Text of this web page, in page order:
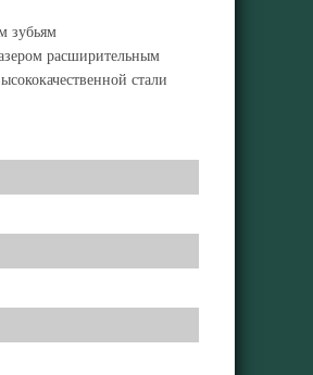
зубьям
расширительным
стали